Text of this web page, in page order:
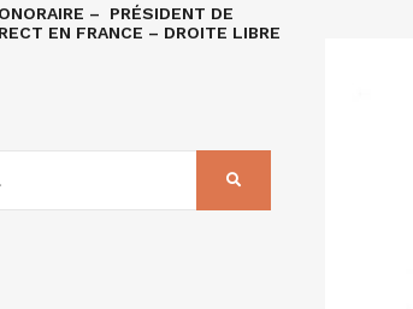
– PRÉSIDENT DE
EN FRANCE – DROITE LIBRE